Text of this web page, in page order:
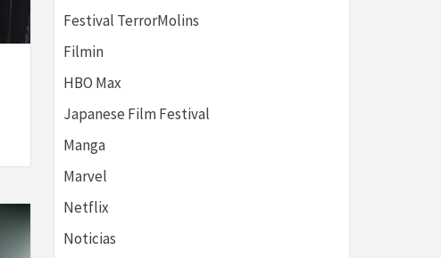
Festival TerrorMolins
Filmin
HBO Max
Japanese Film Festival
Manga
Marvel
Netflix
Noticias